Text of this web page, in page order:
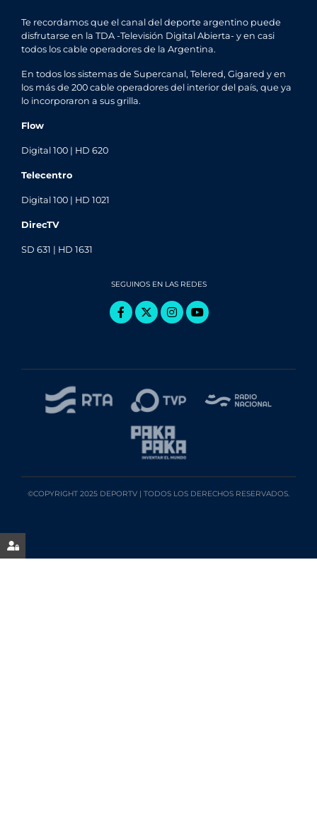
Te recordamos que el canal del deporte argentino puede
disfrutarse en la TDA -Televisión Digital Abierta- y en casi
todos los cable operadores de la Argentina.
En todos los sistemas de Supercanal, Telered, Gigared y en
los más de 200 cable operadores del interior del país, que ya
lo incorporaron a sus grilla.
Flow
Digital 100 | HD 620
Telecentro
Digital 100 | HD 1021
DirecTV
SD 631 | HD 1631
SEGUINOS EN LAS REDES
©COPYRIGHT 2025 DEPORTV | TODOS LOS DERECHOS RESERVADOS.